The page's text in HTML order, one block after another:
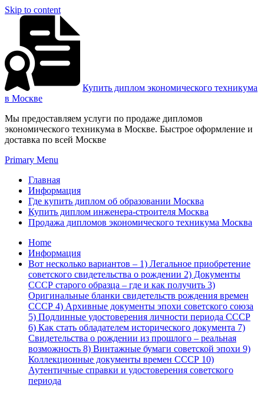
Skip to content
Купить диплом экономического техникума
в Москве
Мы предоставляем услуги по продаже дипломов
экономического техникума в Москве. Быстрое оформление и
доставка по всей Москве
Primary Menu
Главная
Информация
Где купить диплом об образовании Москва
Купить диплом инженера-строителя Москва
Продажа дипломов экономического техникума Москва
Home
Информация
Вот несколько вариантов – 1) Легальное приобретение
советского свидетельства о рождении 2) Документы
СССР старого образца – где и как получить 3)
Оригинальные бланки свидетельств рождения времен
СССР 4) Архивные документы эпохи советского союза
5) Подлинные удостоверения личности периода СССР
6) Как стать обладателем исторического документа 7)
Свидетельства о рождении из прошлого – реальная
возможность 8) Винтажные бумаги советской эпохи 9)
Коллекционные документы времен СССР 10)
Аутентичные справки и удостоверения советского
периода